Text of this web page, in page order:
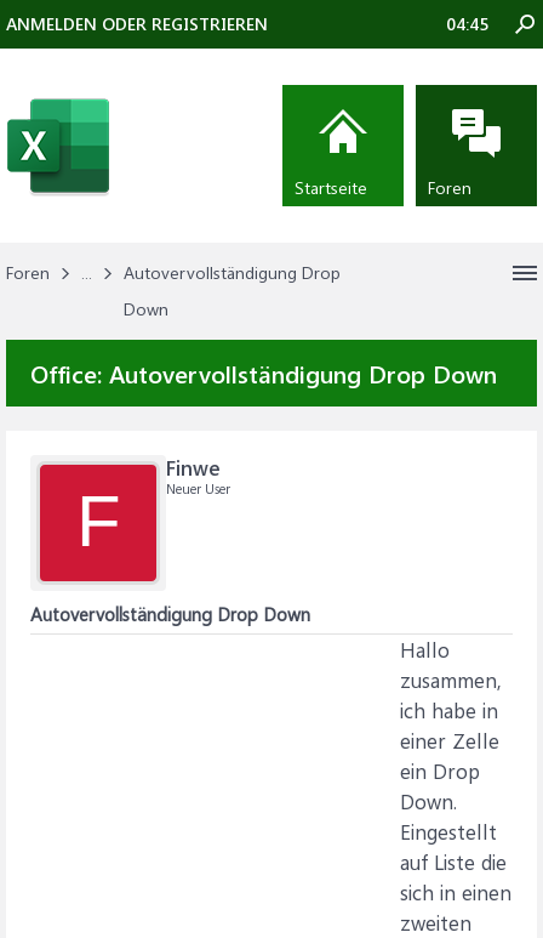
Foren ...
Autovervollständigung Drop
Down
Office: Autovervollständigung Drop Down
F
Finwe
Neuer User
Autovervollständigung Drop Down
Hallo
zusammen,
ich habe in
einer Zelle
ein Drop
Down.
Eingestellt
auf Liste die
sich in einen
zweiten
ANMELDEN ODER REGISTRIEREN 04:45
Startseite Foren